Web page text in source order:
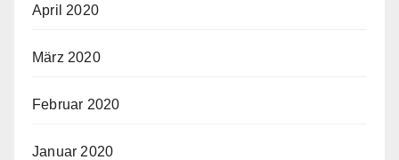
April 2020
März 2020
Februar 2020
Januar 2020